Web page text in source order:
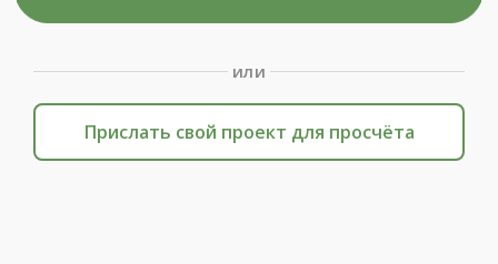
или
Прислать свой проект для просчёта